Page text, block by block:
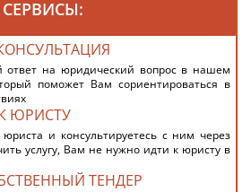
ответ на юридический вопрос в нашем
поможет Вам сориентироваться в
ЮРИСТУ
и консультируетесь с ним через
услугу, Вам не нужно идти к юристу в
ТЕНДЕР